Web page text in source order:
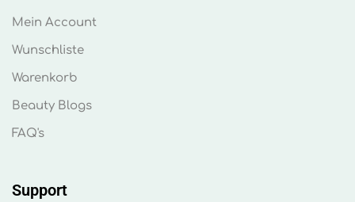
Mein Account
Wunschliste
Warenkorb
Beauty Blogs
FAQ's
Support